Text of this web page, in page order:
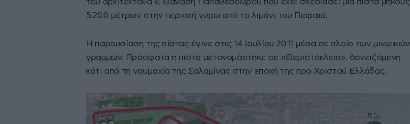
του αρχιτέκτονα κ. Θανάση Παπαθεοδώρου που έχει σχεδιάσει μια πίστα μήκους
5.200 μέτρων στην περιοχή γύρω από το λιμάνι του Πειραιά.
Η παρουσίαση της πίστας έγινε στις 14 Ιουλίου 2011 μέσα σε πλοίο των μινωικών
γραμμών. Πρόσφατα η πίστα μετονομάστηκε σε «Θεμιστόκλεια», δανειζόμενη
κάτι από τη ναυμαχία της Σαλαμίνας στην εποχή της προ Χριστού Ελλάδας.